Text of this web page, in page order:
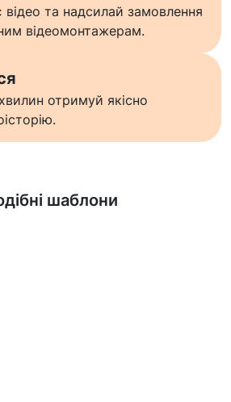
та надсилай замовлення
відеомонтажерам.
отримуй якісно
шаблони
більше